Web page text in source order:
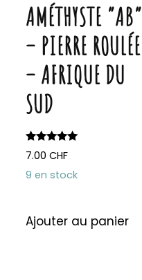
AMÉTHYSTE “AB”
– PIERRE ROULÉE
– AFRIQUE DU
SUD
Note
5.00
sur 5
7.00CHF
9 en stock
Ajouter au panier